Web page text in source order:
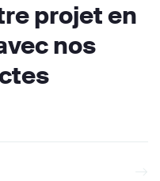
projet en
nos